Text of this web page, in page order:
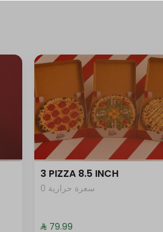
3 PIZZA 8.5 INCH
0 سعرة حرارية
⁨⁦‪‬ 79.99⁩